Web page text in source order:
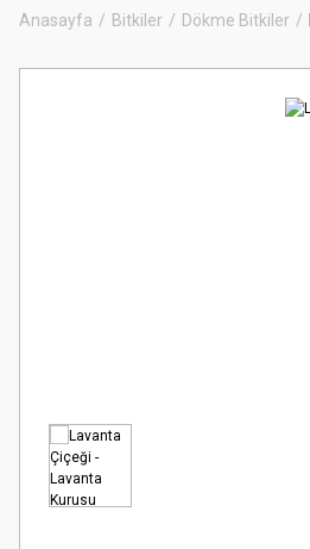
Anasayfa Bitkiler Dökme Bitkiler